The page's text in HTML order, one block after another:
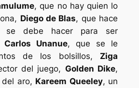
, que no hay quien lo
Diego de Blas, que hace
debe hacer para ser
Carlos Unanue, que se le
de los bolsillos, Ziga
del juego, Golden Dike,
aro, Kareem Queeley, un